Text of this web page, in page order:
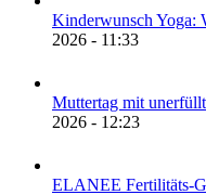
Kin­der­wunsch Yoga:
2026 - 11:33
Mut­ter­tag mit
2026 - 12:23
ELANEE Fer­ti­li­täts-